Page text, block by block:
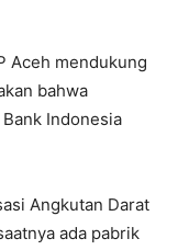
Aceh mendukung
bahwa
Indonesia
Angkutan Darat
ada pabrik